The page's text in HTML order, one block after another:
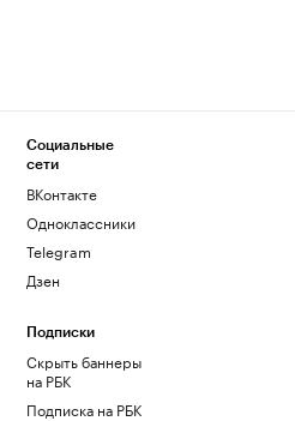
Социальные
сети
ВКонтакте
Одноклассники
Telegram
Дзен
Подписки
Скрыть баннеры
на РБК
Подписка на РБК